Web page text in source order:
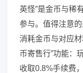
英怪”是金币与稀
参与。值得注意
消耗金币与对应
币寄售行”功能：
收取0.8%手续费